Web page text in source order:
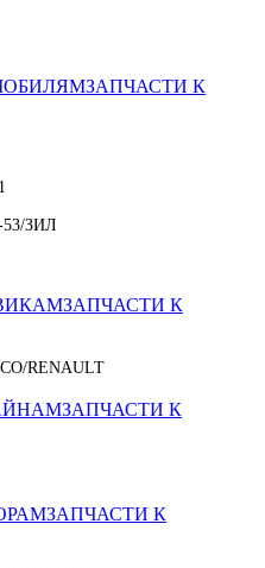
ЗАПЧАСТИ К
53/ЗИЛ
ЗАПЧАСТИ К
RENAULT
ЗАПЧАСТИ К
ЗАПЧАСТИ К